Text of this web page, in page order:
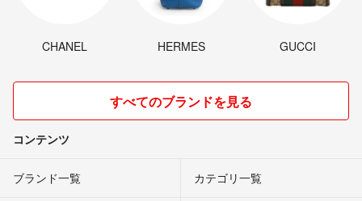
CHANEL HERMES GUCCI
すべてのブランドを見る
コンテンツ
ブランド一覧 カテゴリ一覧